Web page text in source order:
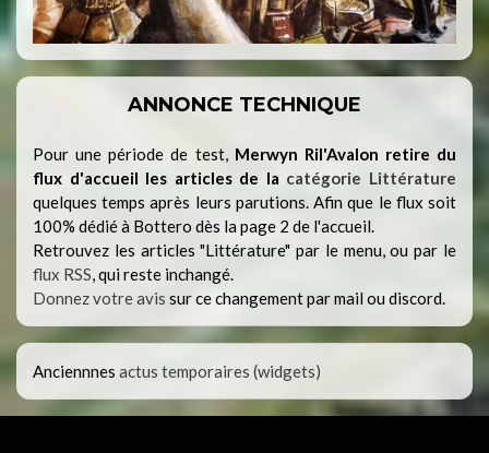
ANNONCE TECHNIQUE
Pour une période de test,Merwyn Ril'Avalon retire du
flux d'accueil les articles de la catégorie Littérature
quelques temps après leurs parutions. Afin que le flux soit
100% dédié à Bottero dès la page 2 de l'accueil.
Retrouvez les articles "Littérature" par le menu, ou par le
flux RSS, qui reste inchangé.
Donnez votre avis sur ce changement par mail ou discord.
Anciennnes actus temporaires (widgets)